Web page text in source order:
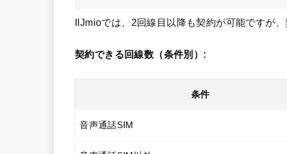
IIJmioでは、2回線目以降も契約が可能ですが
契約できる回線数（条件別）:
条件
音声通話SIM